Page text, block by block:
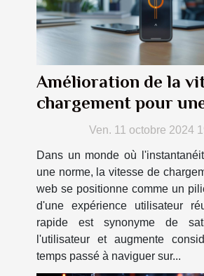
Amélioration de la
chargement pour
meilleure UX
Ven. 11 octobre 2024
Dans un monde où
une norme, la vitesse de
web se positionne comme un
d'une expérience utilisateur
rapide est synonyme de
l'utilisateur et augmente
temps passé à naviguer sur...